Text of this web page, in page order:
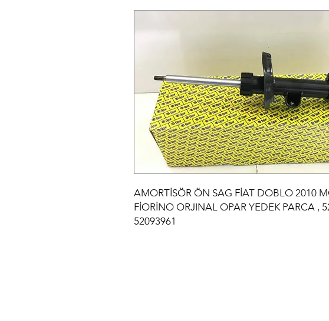
AMORTİSÖR ÖN SAG FİAT DOBLO 2010
FİORİNO ORJINAL OPAR YEDEK PARCA ,
52093961